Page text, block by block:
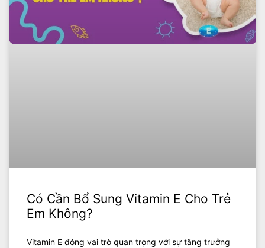
Có Cần Bổ Sung Vitamin E Cho Trẻ
Em Không?
Vitamin E đóng vai trò quan trọng với sự tăng trưởng